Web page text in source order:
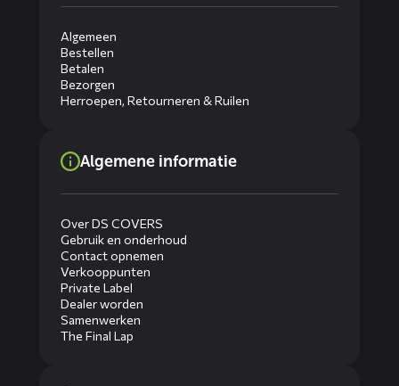
Algemeen
Bestellen
Betalen
Bezorgen
Herroepen, Retourneren & Ruilen
Algemene informatie
Over DS COVERS
Gebruik en onderhoud
Contact opnemen
Verkooppunten
Private Label
Dealer worden
Samenwerken
The Final Lap